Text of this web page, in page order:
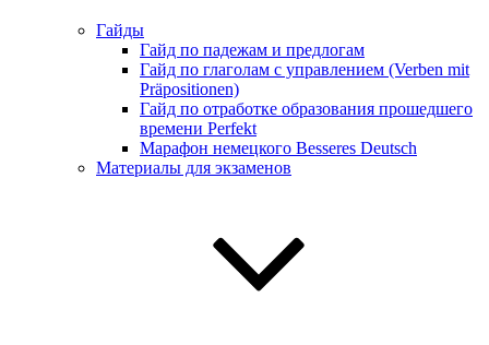
Гайды
Гайд по падежам и предлогам
Гайд по глаголам с управлением (Verben mit
Präpositionen)
Гайд по отработке образования прошедшего
времени Perfekt
Марафон немецкого Besseres Deutsch
Материалы для экзаменов